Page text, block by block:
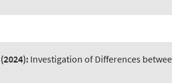
(2024): Investigation of Differences